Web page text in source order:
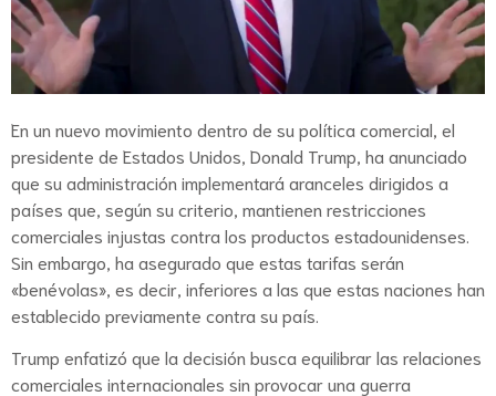
En un nuevo movimiento dentro de su política comercial, el
presidente de Estados Unidos, Donald Trump, ha anunciado
que su administración implementará aranceles dirigidos a
países que, según su criterio, mantienen restricciones
comerciales injustas contra los productos estadounidenses.
Sin embargo, ha asegurado que estas tarifas serán
«benévolas», es decir, inferiores a las que estas naciones han
establecido previamente contra su país.
Trump enfatizó que la decisión busca equilibrar las relaciones
comerciales internacionales sin provocar una guerra